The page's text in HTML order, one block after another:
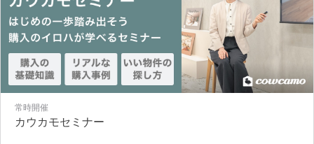
常時開催
カウカモセミナー